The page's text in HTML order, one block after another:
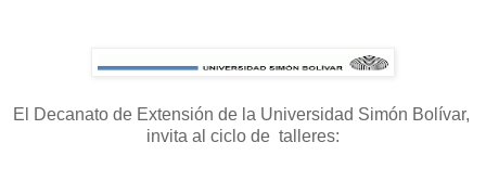
El Decanato de Extensión de la Universidad Simón Bolívar,
invita al ciclo de talleres: